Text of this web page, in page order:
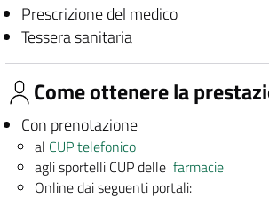
Prescrizione del medico
Tessera sanitaria
Come ottenere la
Con prenotazione
al CUP telefonico
agli sportelli CUP dellefarmacie
Online dai seguenti portali: